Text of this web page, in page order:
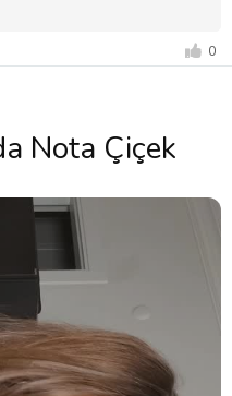
0
Nota Çiçek